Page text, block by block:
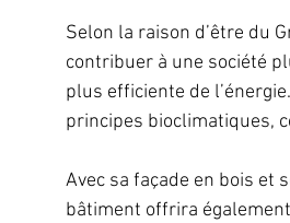
Selon la raison d’être du
contribuer à une société
plus efficiente de
principes bioclimatiques,
Avec sa façade en bois et
bâtiment offrira